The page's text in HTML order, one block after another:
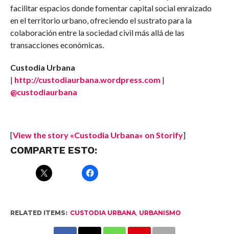
facilitar espacios donde fomentar capital social enraizado
en el territorio urbano, ofreciendo el sustrato para la
colaboración entre la sociedad civil más allá de las
transacciones económicas.
Custodia Urbana
| http://custodiaurbana.wordpress.com |
@custodiaurbana
[View the story «Custodia Urbana» on Storify]
COMPARTE ESTO:
RELATED ITEMS: CUSTODIA URBANA, URBANISMO